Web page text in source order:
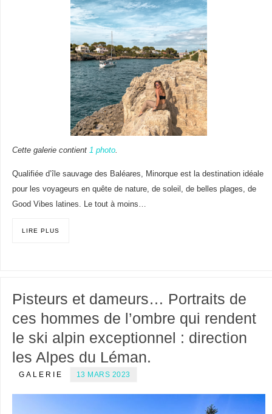
Cette galerie contient 1 photo.
Qualifiée d’île sauvage des Baléares, Minorque est la destination idéale
pour les voyageurs en quête de nature, de soleil, de belles plages, de
Good Vibes latines. Le tout à moins…
LIRE PLUS
Pisteurs et dameurs… Portraits de
ces hommes de l’ombre qui rendent
le ski alpin exceptionnel : direction
les Alpes du Léman.
GALERIE 13 MARS 2023